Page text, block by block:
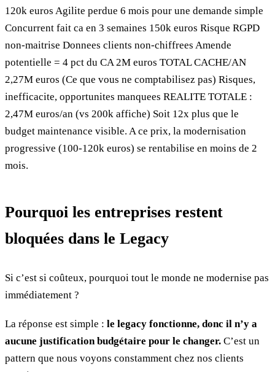
120k euros Agilite perdue 6 mois pour une demande simple
Concurrent fait ca en 3 semaines 150k euros Risque RGPD
non-maitrise Donnees clients non-chiffrees Amende
potentielle = 4 pct du CA 2M euros TOTAL CACHE/AN
2,27M euros (Ce que vous ne comptabilisez pas) Risques,
inefficacite, opportunites manquees REALITE TOTALE :
2,47M euros/an (vs 200k affiche) Soit 12x plus que le
budget maintenance visible. A ce prix, la modernisation
progressive (100-120k euros) se rentabilise en moins de 2
mois.
Pourquoi les entreprises restent
bloquées dans le Legacy
Si c’est si coûteux, pourquoi tout le monde ne modernise pas
immédiatement ?
La réponse est simple : le legacy fonctionne, donc il n’y a
aucune justification budgétaire pour le changer. C’est un
pattern que nous voyons constamment chez nos clients